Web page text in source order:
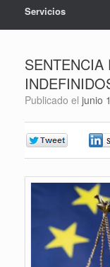
Servicios
SENTENCIA
Publicado el junio